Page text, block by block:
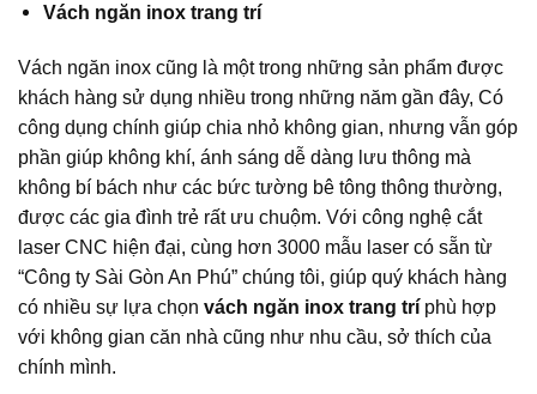
Vách ngăn inox trang trí
Vách ngăn inox cũng là một trong những sản phẩm được
khách hàng sử dụng nhiều trong những năm gần đây, Có
công dụng chính giúp chia nhỏ không gian, nhưng vẫn góp
phần giúp không khí, ánh sáng dễ dàng lưu thông mà
không bí bách như các bức tường bê tông thông thường,
được các gia đình trẻ rất ưu chuộm. Với công nghệ cắt
laser CNC hiện đại, cùng hơn 3000 mẫu laser có sẵn từ
“Công ty Sài Gòn An Phú” chúng tôi, giúp quý khách hàng
có nhiều sự lựa chọn vách ngăn inox trang trí phù hợp
với không gian căn nhà cũng như nhu cầu, sở thích của
chính mình.